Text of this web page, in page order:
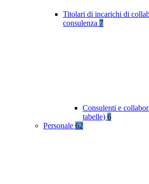
Titolari di incarichi di
consulenza 7
Consulenti e
tabelle) 6
Personale 62